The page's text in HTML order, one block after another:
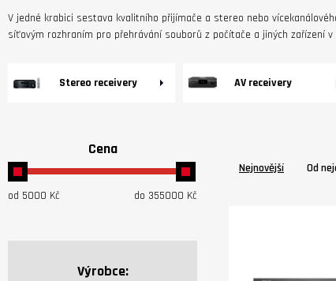
V jedné krabici sestava kvalitního přijímače a stereo nebo
síťovým rozhraním pro přehrávání souborů z počítače a jiných zařízení
Stereo receivery AV receivery
Cena
od 5000 Kč do 355000 Kč
Výrobce:
Nejnovější Od